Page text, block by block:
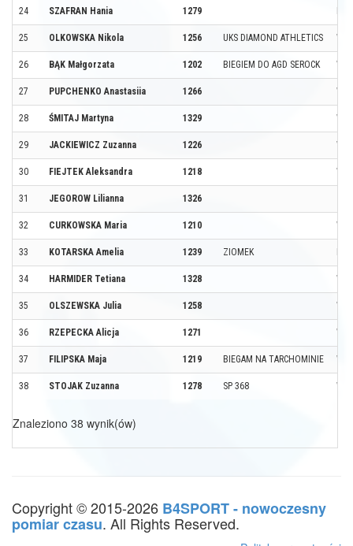
24 SZAFRAN Hania 1279
25 OLKOWSKA Nikola 1256 UKS DIAMOND ATHLETICS
26 BĄK Małgorzata 1202 BIEGIEM DO AGD SEROCK
27 PUPCHENKO Anastasiia 1266
28 ŚMITAJ Martyna 1329
29 JACKIEWICZ Zuzanna 1226
30 FIEJTEK Aleksandra 1218
31 JEGOROW Lilianna 1326
32 CURKOWSKA Maria 1210
33 KOTARSKA Amelia 1239 ZIOMEK
34 HARMIDER Tetiana 1328
35 OLSZEWSKA Julia 1258
36 RZEPECKA Alicja 1271
37 FILIPSKA Maja 1219 BIEGAM NA TARCHOMINIE
38 STOJAK Zuzanna 1278 SP 368
Znaleziono 38 wynik(ów)
Copyright © 2015-2026 B4SPORT - nowoczesny
pomiar czasu. All Rights Reserved.